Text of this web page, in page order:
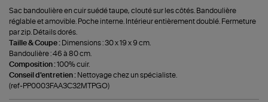
Sac bandoulière en cuir suédé taupe, clouté sur les côtés. Bandoulière
réglable et amovible. Poche interne. Intérieur entièrement doublé. Fermeture
par zip. Détails dorés.
Taille & Coupe : Dimensions : 30 x 19 x 9 cm.
Bandoulière : 46 à 80 cm.
Composition :100% cuir.
Conseil d'entretien : Nettoyage chez un spécialiste.
(ref-PP0003FAA3C32MTPGO)